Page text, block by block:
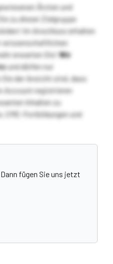
Ärzten und
zu dieser Zielgruppe
Im Anschluss erhalten
wissenschaftlichen
erwarten Sie!Wir
und dürfen nur
der Ansicht sind, dass
Account registrieren
Inhalten zu
Fortbildungen und
fügen Sie uns jetzt